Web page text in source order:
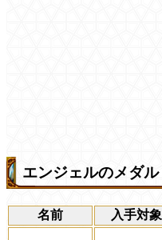
エンジェルのメダル
名前 入手対象